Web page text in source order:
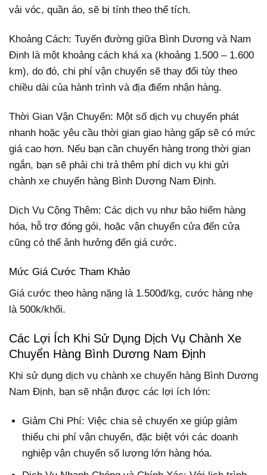
vải vóc, quần áo, sẽ bị tính theo thể tích.
Khoảng Cách: Tuyến đường giữa Bình Dương và Nam
Định là một khoảng cách khá xa (khoảng 1.500 – 1.600
km), do đó, chi phí vận chuyển sẽ thay đổi tùy theo
chiều dài của hành trình và địa điểm nhận hàng.
Thời Gian Vận Chuyển: Một số dịch vụ chuyển phát
nhanh hoặc yêu cầu thời gian giao hàng gấp sẽ có mức
giá cao hơn. Nếu bạn cần chuyển hàng trong thời gian
ngắn, bạn sẽ phải chi trả thêm phí dịch vụ khi gửi
chành xe chuyển hàng Bình Dương Nam Định.
Dịch Vụ Cộng Thêm: Các dịch vụ như bảo hiểm hàng
hóa, hỗ trợ đóng gói, hoặc vận chuyển cửa đến cửa
cũng có thể ảnh hưởng đến giá cước.
Mức Giá Cước Tham Khảo
Giá cước theo hàng nặng là 1.500đ/kg, cước hàng nhẹ
là 500k/khối.
Các Lợi Ích Khi Sử Dụng Dịch Vụ Chành Xe
Chuyển Hàng Bình Dương Nam Định
Khi sử dụng dịch vụ chành xe chuyển hàng Bình Dương
Nam Định, bạn sẽ nhận được các lợi ích lớn:
Giảm Chi Phí: Việc chia sẻ chuyến xe giúp giảm
thiểu chi phí vận chuyển, đặc biệt với các doanh
nghiệp vận chuyển số lượng lớn hàng hóa.